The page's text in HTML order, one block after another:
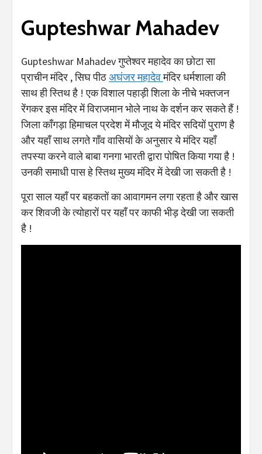
Gupteshwar Mahadev
Gupteshwar Mahadev गुप्तेश्वर महादेव का छोटा सा
प्राचीन मंदिर , सिघ पीठअघंजर महादेवमंदिर धर्मशाला की
साथ ही स्तिथ है ! एक विशाल पहाड़ी शिला के नीचे भक्तजन
रेंगकर इस मंदिर में विराजमान भोले नाथ के दर्शन कर सकते हैं !
जिला काँगड़ा हिमाचल प्रदेश में मौजूद ये मंदिर सदियों पुराण है
और यहाँ साथ लगते गाँव वासियों के अनुसार ये मंदिर यहाँ
तपस्या करने वाले बाबा गनगा भारती द्वारा पोषित किया गया है !
उनकी समाधी पास हे स्तिथ मुख्य मंदिर में देखी जा सकती है !
पूरा साल यहाँ पर बहकतों का आवागमन लगा रहता है और खास
कर शिवजी के त्योहारों पर यहाँ पर काफी भीड़ देखी जा सकती
है !